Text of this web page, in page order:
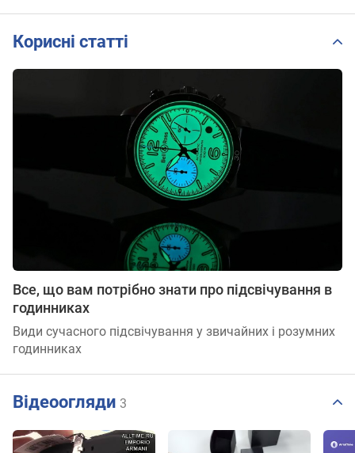
Корисні статті
Все, що вам потрібно знати про підсвічування в
годинниках
Види сучасного підсвічування у звичайних і розумних
годинниках
Відеоогляди 3